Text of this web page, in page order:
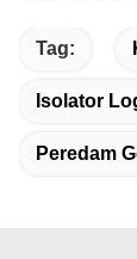
Tag:
Isolator
Peredam